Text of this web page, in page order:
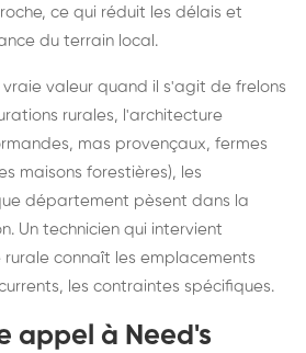
ce qui réduit les délais et
du terrain local.
valeur quand il s'agit de frelons
rurales, l'architecture
mas provençaux, fermes
maisons forestières), les
département pèsent dans la
Un technicien qui intervient
rurale connaît les emplacements
les contraintes spécifiques.
appel à Need's